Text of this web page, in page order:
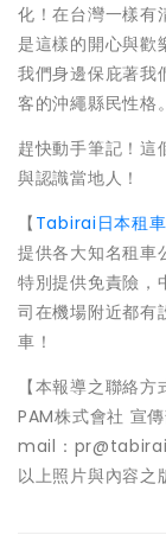
化！在台灣一樣有
是這樣的開心與歡
我們身邊保庇著我
客的沖繩縣民性格。
趕快動手筆記！這
與認識當地人！
【 Tabirai日本租
提供各大知名租
特別提供免責險，
司在機場附近都有
車！
【本報導之聯絡方
PAM株式會社 宣
mail：
以上照片與內容